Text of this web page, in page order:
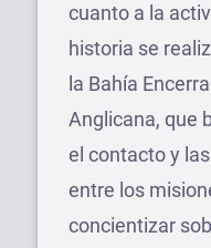
cuanto a la
historia se
la Bahía
Anglicana, que
el contacto y
entre los
concientizar